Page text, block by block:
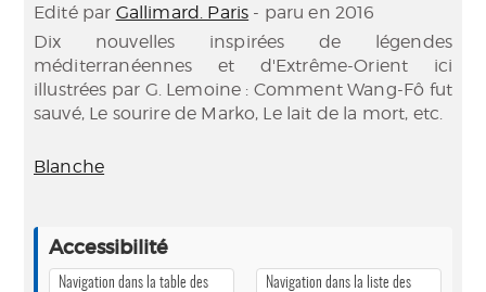
Edité par Gallimard. Paris - paru en 2016
Dix nouvelles inspirées de légendes
méditerranéennes et d'Extrême-Orient ici
illustrées par G. Lemoine : Comment Wang-Fô fut
sauvé, Le sourire de Marko, Le lait de la mort, etc.
Blanche
Accessibilité
Navigation dans la table des
Navigation dans la liste des